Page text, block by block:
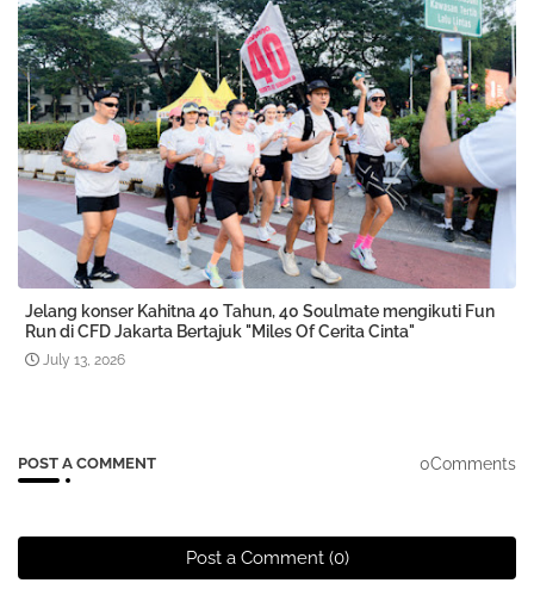
Jelang konser Kahitna 40 Tahun, 40 Soulmate mengikuti Fun
Run di CFD Jakarta Bertajuk "Miles Of Cerita Cinta"
July 13, 2026
POST A COMMENT 0Comments
Post a Comment (0)